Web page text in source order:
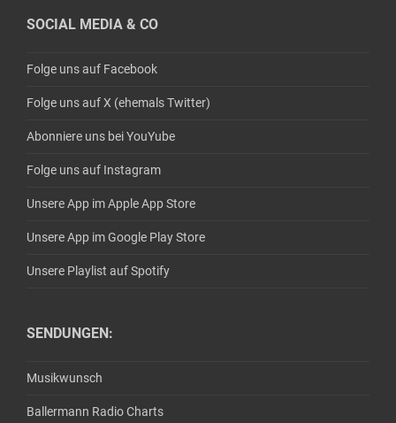
SOCIAL MEDIA & CO
Folge uns auf Facebook
Folge uns auf X (ehemals Twitter)
Abonniere uns bei YouYube
Folge uns auf Instagram
Unsere App im Apple App Store
Unsere App im Google Play Store
Unsere Playlist auf Spotify
SENDUNGEN:
Musikwunsch
Ballermann Radio Charts